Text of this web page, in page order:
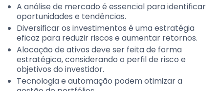
A análise de mercado é essencial para identificar
oportunidades e tendências.
Diversificar os investimentos é uma estratégia
eficaz para reduzir riscos e aumentar retornos.
Alocação de ativos deve ser feita de forma
estratégica, considerando o perfil de risco e
objetivos do investidor.
Tecnologia e automação podem otimizar a